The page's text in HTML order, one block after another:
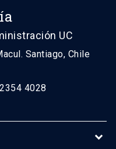
UC
Santiago, Chile
4028